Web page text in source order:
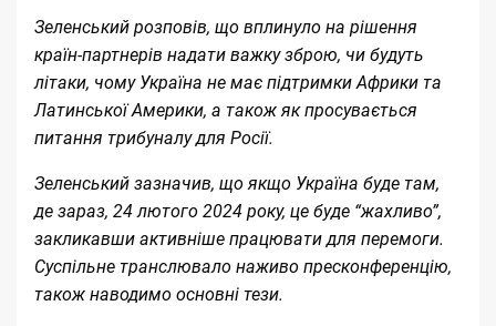
Зеленський розповів, що вплинуло на рішення
країн-партнерів надати важку зброю, чи будуть
літаки, чому Україна не має підтримки Африки та
Латинської Америки, а також як просувається
питання трибуналу для Росії.
Зеленський зазначив, що якщо Україна буде там,
де зараз, 24 лютого 2024 року, це буде “жахливо”,
закликавши активніше працювати для перемоги.
Суспільне транслювало наживо пресконференцію,
також наводимо основні тези.